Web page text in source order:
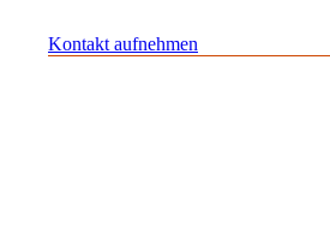
Kontakt aufnehmen